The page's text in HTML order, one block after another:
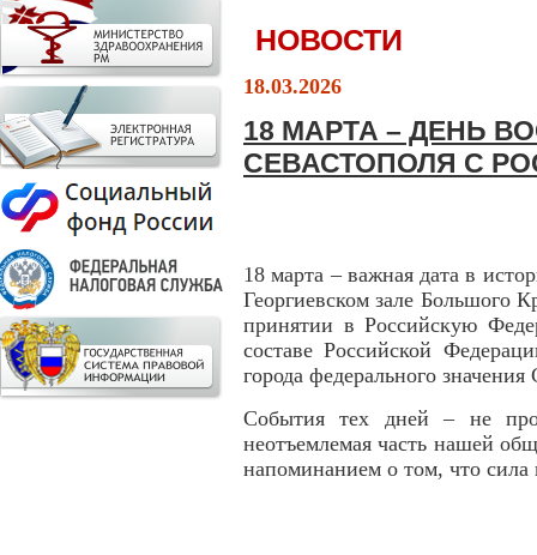
НОВОСТИ
18.03.2026
18 МАРТА – ДЕНЬ
СЕВАСТОПОЛЯ С
18 марта – важная дата в
Георгиевском зале Большого
принятии в Российскую
составе Российской
города федерального значения
События тех дней – не
неотъемлемая часть нашей
напоминанием о том, что